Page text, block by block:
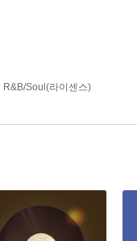
R&B/Soul(라이센스)